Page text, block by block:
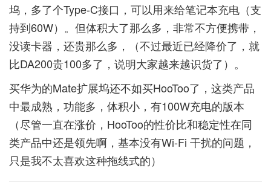
坞，多了个Type-C接口，可以用来给笔记本充电（支
持到60W）。但体积大了那么多，非常不方便携带，
没读卡器，还贵那么多，（不过最近已经降价了，就
比DA200贵100多了，说明大家越来越识货了）。
买华为的Mate扩展坞还不如买HooToo了，这类产品
中最成熟，功能多，体积小，有100W充电的版本
（尽管一直在涨价，HooToo的性价比和稳定性在同
类产品中还是领先啊，基本没有Wi-Fi 干扰的问题，
只是我不太喜欢这种拖线式的）